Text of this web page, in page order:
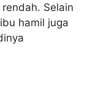
Selain
hamil juga